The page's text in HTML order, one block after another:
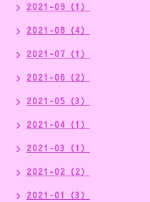
2021-09（1）
2021-08（4）
2021-07（1）
2021-06（2）
2021-05（3）
2021-04（1）
2021-03（1）
2021-02（2）
2021-01（3）